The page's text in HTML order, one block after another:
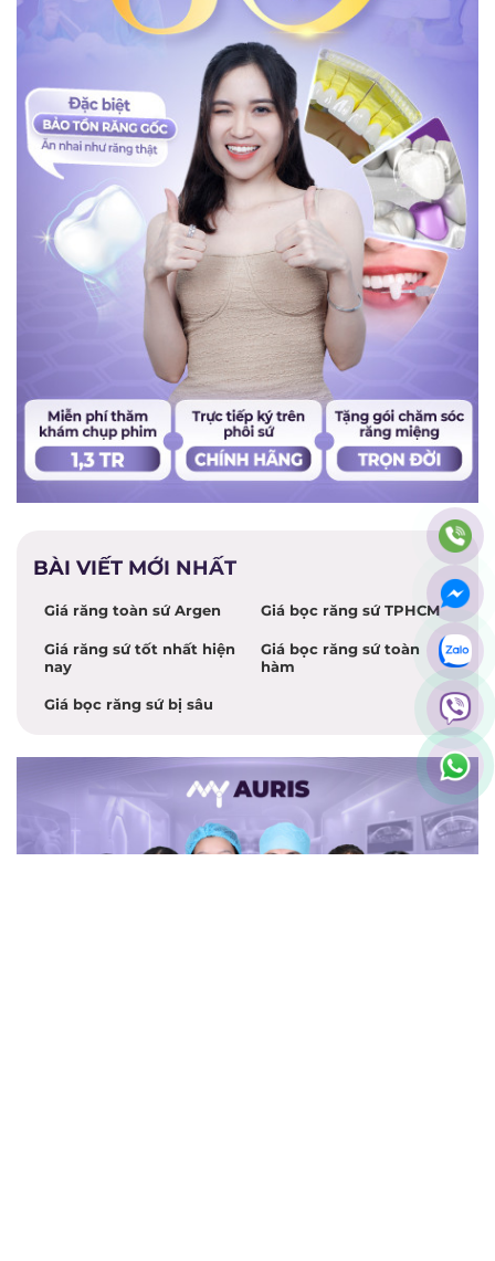
BÀI VIẾT MỚI NHẤT
Giá răng toàn sứ Argen Giá bọc răng sứ TPHCM
Giá răng sứ tốt nhất hiện
nay
Giá bọc răng sứ toàn
hàm
Giá bọc răng sứ bị sâu